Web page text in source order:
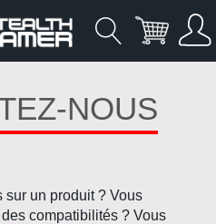
NOUS
sur un produit ? Vous
compatibilités ? Vous